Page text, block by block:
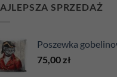
SPRZEDAŻ
Poszewka
75,00 zł